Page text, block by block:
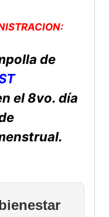
de
el 8vo. día